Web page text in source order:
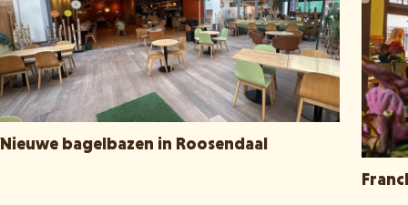
Nieuwe bagelbazen in Roosendaal